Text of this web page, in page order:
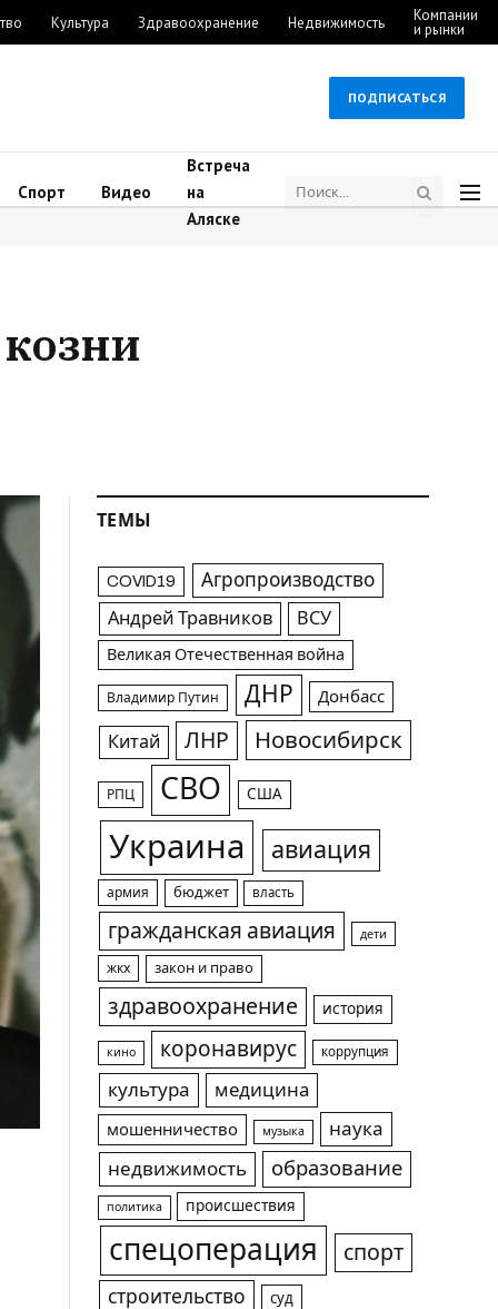
Культура Здравоохранение Недвижимость Компании
и рынки
ПОДПИСАТЬСЯ
Спорт Видео
Встреча
на
Аляске
ТЕМЫ
COVID19 Агропроизводство
Андрей Травников ВСУ
Великая Отечественная война
Владимир Путин ДНР Донбасс
Китай ЛНР Новосибирск
РПЦ СВО США
Украина авиация
армия бюджет власть
гражданская авиация дети
жкх закон и право
здравоохранение история
кино коронавирус коррупция
культура медицина
мошенничество музыка
наука
недвижимость
образование
политика происшествия
спецоперация спорт
строительство суд